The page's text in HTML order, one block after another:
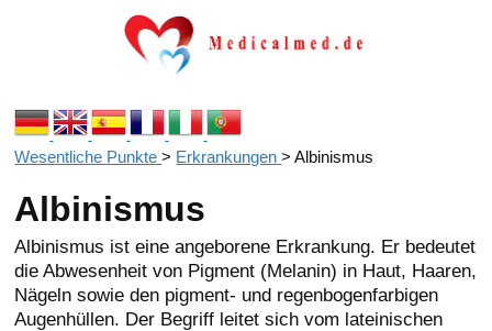
Wesentliche Punkte> Erkrankungen>Albinismus
Albinismus
Albinismus ist eine angeborene Erkrankung. Er bedeutet
die Abwesenheit von Pigment (Melanin) in Haut, Haaren,
Nägeln sowie den pigment- und regenbogenfarbigen
Augenhüllen. Der Begriff leitet sich vom lateinischen